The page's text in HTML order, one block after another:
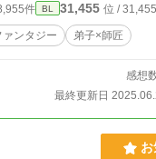
件 BL 31,455 位 /
ンタジー 弟子×師匠
感想
最終更新日